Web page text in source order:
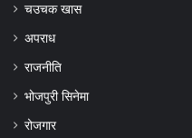
चउचक खास
अपराध
राजनीति
भोजपुरी सिनेमा
रोजगार